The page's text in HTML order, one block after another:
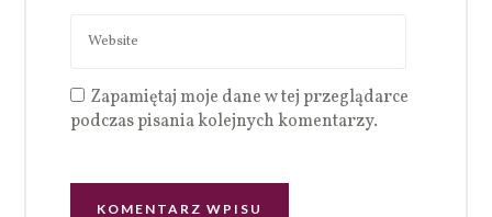
Zapamiętaj moje dane w tej przeglądarce
podczas pisania kolejnych komentarzy.